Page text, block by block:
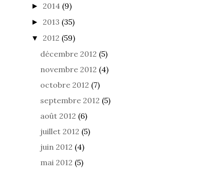
► 2014 (9)
► 2013 (35)
▼ 2012 (59)
décembre 2012 (5)
novembre 2012 (4)
octobre 2012 (7)
septembre 2012 (5)
août 2012 (6)
juillet 2012 (5)
juin 2012 (4)
mai 2012 (5)